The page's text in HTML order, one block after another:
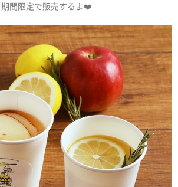
期間限定で販売するよ❤️